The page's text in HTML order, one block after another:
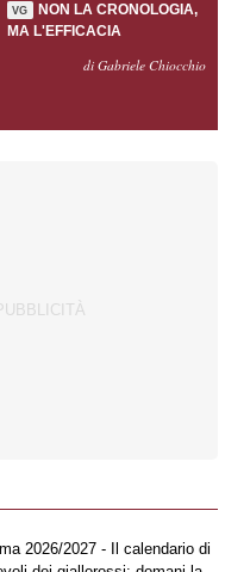
VG
NON LA CRONOLOGIA,
MA L'EFFICACIA
di Gabriele Chiocchio
2026/2027 - Il calendario di